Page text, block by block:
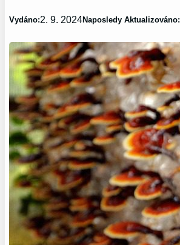
Vydáno:2. 9. 2024Naposledy Aktualizováno: